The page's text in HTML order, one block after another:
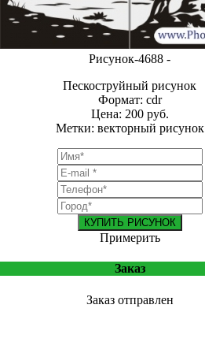
Рисунок-4688 -
Пескоструйный рисунок
Формат: cdr
Цена: 200 руб.
Метки: векторный рисунок
КУПИТЬ РИСУНОК
Примерить
Заказ
Заказ отправлен